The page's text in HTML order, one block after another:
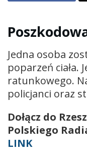
Jedna osoba
poparzeń ciała.
ratunkowego.
policjanci oraz
Dołącz do
Polskiego
LINK